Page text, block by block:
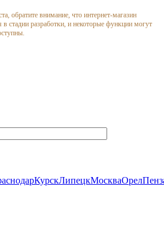
обратите внимание, что интернет-магазин
в стадии разработки, и некоторые функции могут
КурскЛипецкМоскваОрел